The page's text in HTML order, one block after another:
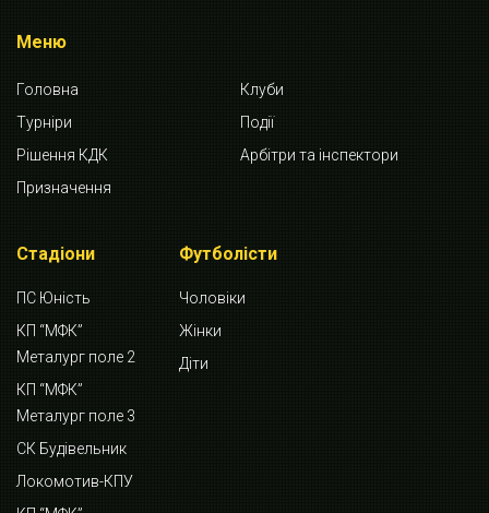
Меню
Головна
Клуби
Турніри
Події
Рішення КДК
Арбітри та інспектори
Призначення
Стадіони
ПС Юність
КП “МФК”
Металург поле 2
КП “МФК”
Металург поле 3
СК Будівельник
Локомотив-КПУ
Футболісти
Чоловіки
Жінки
Діти